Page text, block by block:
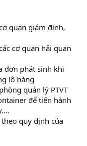
quan giám định,
cơ quan hải quan
đơn phát sinh khi
lô hàng
quản lý PTVT
để tiến hành
quy định của